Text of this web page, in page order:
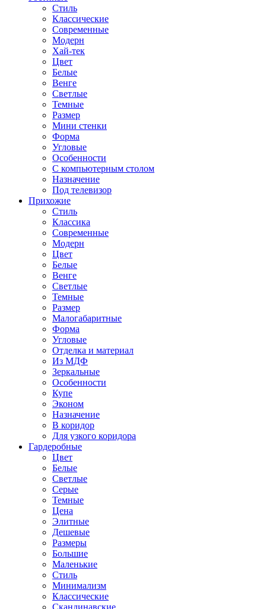
Стиль
Классические
Современные
Модерн
Хай-тек
Цвет
Белые
Венге
Светлые
Темные
Размер
Мини стенки
Форма
Угловые
Особенности
С компьютерным столом
Назначение
Под телевизор
Прихожие
Стиль
Классика
Современные
Модерн
Цвет
Белые
Венге
Светлые
Темные
Размер
Малогабаритные
Форма
Угловые
Отделка и материал
Из МДФ
Зеркальные
Особенности
Купе
Эконом
Назначение
В коридор
Для узкого коридора
Гардеробные
Цвет
Белые
Светлые
Серые
Темные
Цена
Элитные
Дешевые
Размеры
Большие
Маленькие
Стиль
Минимализм
Классические
Скандинавские